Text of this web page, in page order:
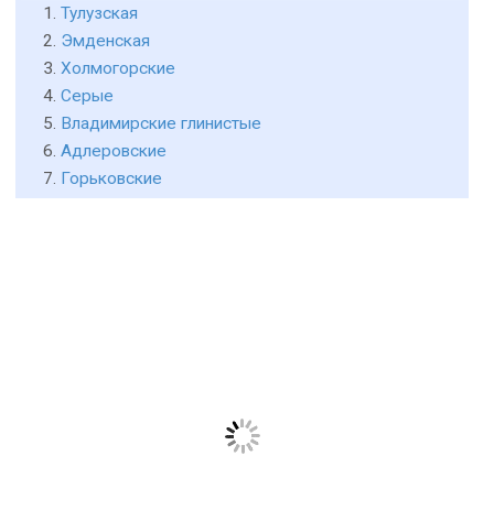
Тулузская
Эмденская
Холмогорские
Серые
Владимирские глинистые
Адлеровские
Горьковские